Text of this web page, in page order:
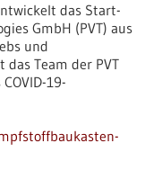
das Start-
GmbH (PVT) aus
und
Team der PVT
19-